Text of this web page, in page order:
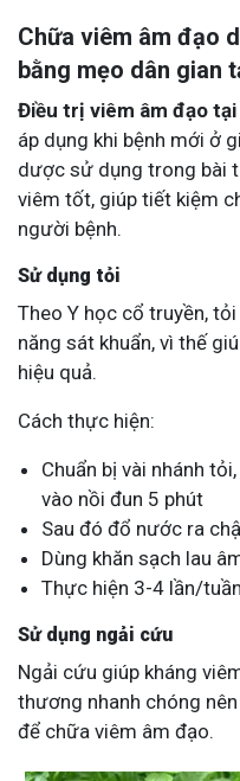
Chữa viêm âm đạo
bằng mẹo dân gian
Điều trị viêm âm đạo tại
áp dụng khi bệnh mới ở
dược sử dụng trong bài
viêm tốt, giúp tiết kiệm
người bệnh.
Sử dụng tỏi
Theo Y học cổ truyền,
năng sát khuẩn, vì thế
hiệu quả.
Cách thực hiện:
Chuẩn bị vài nhánh
vào nồi đun 5 phút
Sau đó đổ nước ra
Dùng khăn sạch lau
Thực hiện 3-4 lần/tuần
Sử dụng ngải cứu
Ngải cứu giúp kháng
thương nhanh chóng
để chữa viêm âm đạo.